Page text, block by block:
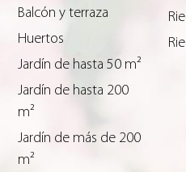
Balcón y terraza
Huertos
Jardín de hasta 50 m²
Jardín de hasta 200
m²
Jardín de más de 200
m²